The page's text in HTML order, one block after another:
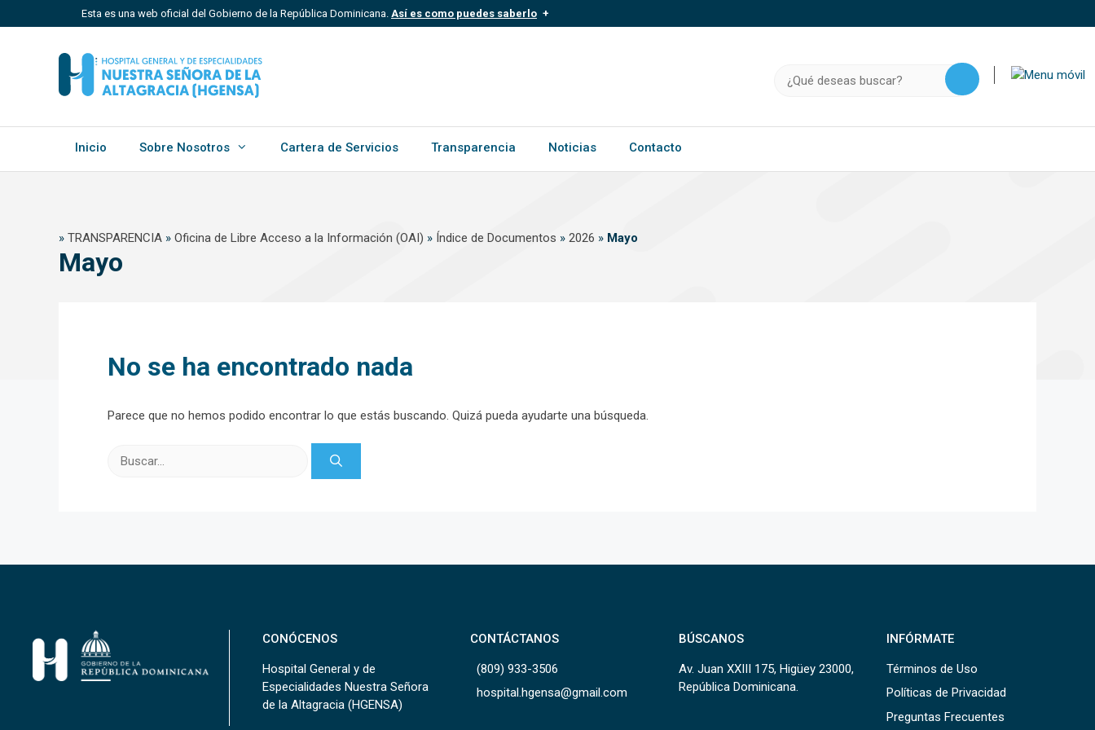
al
Esta es una web oficial del Gobierno de la República Dominicana. Así es como puedes saberlo
Un sitio .gob.do, .gov.do o .mil.do significa que pertenece a una organización oficial del
Estado dominicano.
.gob.do o .gov.do. Comparte información confidencial solo en este tipo de sitios.
Inicio Sobre Nosotros Cartera de Servicios Transparencia Noticias Contacto
» TRANSPARENCIA » Oficina de Libre Acceso a la Información (OAI) » Índice de Documentos » 2026 » Mayo
Mayo
No se ha encontrado nada
Parece que no hemos podido encontrar lo que estás buscando. Quizá pueda ayudarte una búsqueda.
CONÓCENOS
Hospital General y de
Especialidades Nuestra Señora
de la Altagracia (HGENSA)
CONTÁCTANOS
(809) 933-3506
hospital.hgensa@gmail.com
BÚSCANOS
Av. Juan XXIII 175, Higüey 23000,
República Dominicana.
INFÓRMATE
Términos de Uso
Políticas de Privacidad
Preguntas Frecuentes